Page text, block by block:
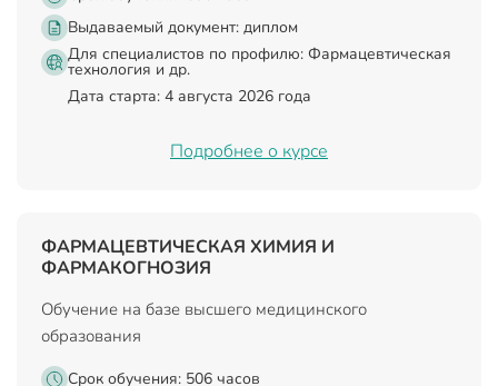
Выдаваемый документ: диплом
Для специалистов по профилю: Фармацевтическая
технология и др.
Дата старта: 4 августа 2026 года
Подробнее о курсе
ФАРМАЦЕВТИЧЕСКАЯ ХИМИЯ И
ФАРМАКОГНОЗИЯ
Обучение на базе высшего медицинского
образования
Срок обучения: 506 часов